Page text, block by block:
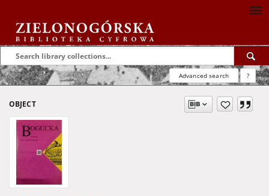
Advanced search ?
OBJECT